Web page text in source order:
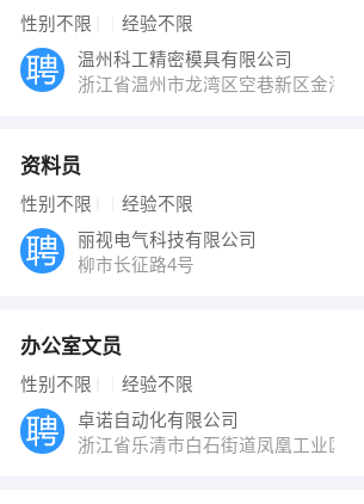
性别不限 经验不限
温州科工精密模具有限公司
浙江省温州市龙湾区空巷新区金海
资料员
性别不限 经验不限
丽视电气科技有限公司
柳市长征路4号
办公室文员
性别不限 经验不限
卓诺自动化有限公司
浙江省乐清市白石街道凤凰工业区